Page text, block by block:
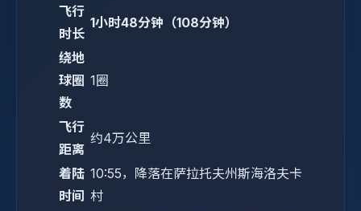
飞行
时长
1小时48分钟（108分钟）
绕地
球圈
数
1圈
飞行
距离
约4万公里
着陆
时间
10:55，降落在萨拉托夫州斯海洛夫卡
村